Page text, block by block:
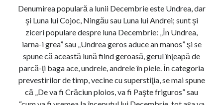
E
(
B
r
u
m
ă
r
e
i
o
b
i
c
e
i
u
Denumirea populară a lunii Decembrie este Undrea, dar
şi Luna lui Cojoc, Ningău sau Luna lui Andrei; sunt şi
ziceri populare despre luna Decembrie: „În Undrea,
iarna-i grea” sau „Undrea geros aduce an manos” şi se
spune că această lună fiind geroasă, gerul înţeapă de
parcă-ţi baga ace, undrele, andrele în piele. În categoria
prevestirilor de timp, vecine cu superstiţia, se mai spune
că „De va fi Crăciun ploios, va fi Paşte friguros” sau